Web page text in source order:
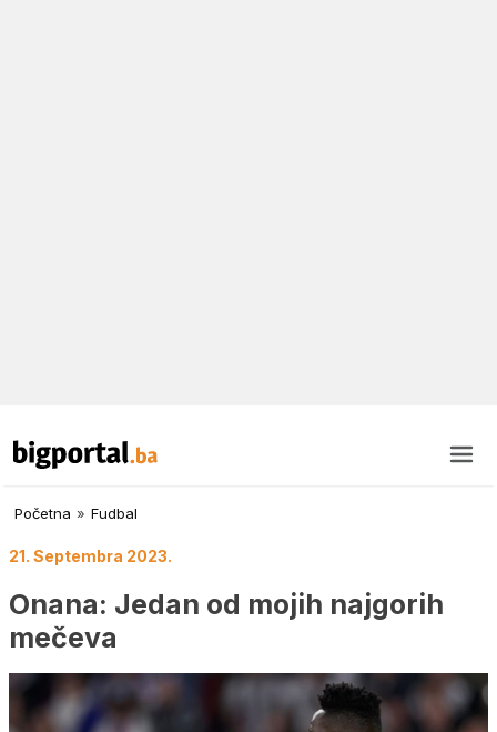
Početna » Fudbal
21. Septembra 2023.
Onana: Jedan od mojih najgorih
mečeva